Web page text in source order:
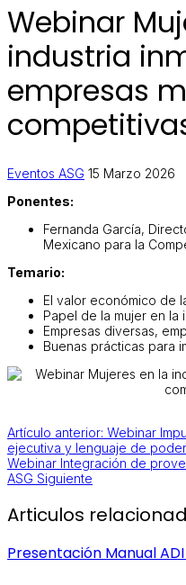
Webinar
industria
empresas
Eventos ASG 15 Marzo 2026
Ponentes:
Fernanda García,
Mexicano para la
Temario:
El valor económico de
Papel de la mujer en la
Empresas diversas,
Buenas prácticas para
Artículo anterior: Webinar
ejecutiva y lenguaje de poder
Webinar Integración de
ASG Siguiente
Articulos
Presentación Manual